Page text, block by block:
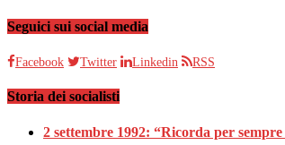
Seguici sui social media
Facebook Twitter Linkedin RSS
Storia dei socialisti
2 settembre 1992: “Ricorda per